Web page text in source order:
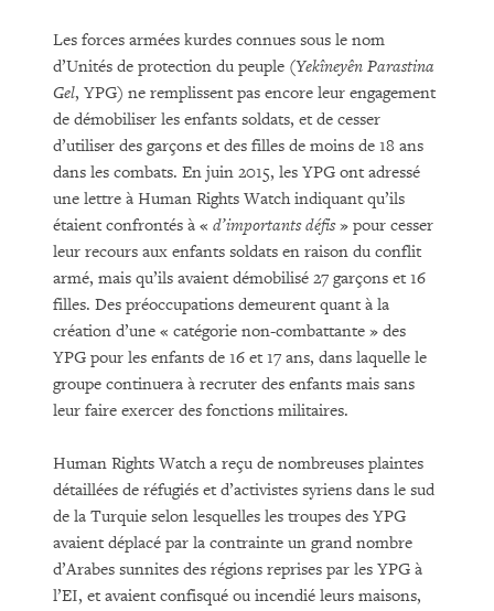
Les forces armées kurdes connues sous le nom
d’Unités de protection du peuple (Yekîneyên Parastina
Gel, YPG) ne remplissent pas encore leur engagement
de démobiliser les enfants soldats, et de cesser
d’utiliser des garçons et des filles de moins de 18 ans
dans les combats. En juin 2015, les YPG ont adressé
une lettre à Human Rights Watch indiquant qu’ils
étaient confrontés à « d’importants défis» pour cesser
leur recours aux enfants soldats en raison du conflit
armé, mais qu’ils avaient démobilisé 27 garçons et 16
filles. Des préoccupations demeurent quant à la
création d’une « catégorie non-combattante » des
YPG pour les enfants de 16 et 17 ans, dans laquelle le
groupe continuera à recruter des enfants mais sans
leur faire exercer des fonctions militaires.
Human Rights Watch a reçu de nombreuses plaintes
détaillées de réfugiés et d’activistes syriens dans le sud
de la Turquie selon lesquelles les troupes des YPG
avaient déplacé par la contrainte un grand nombre
d’Arabes sunnites des régions reprises par les YPG à
l’EI, et avaient confisqué ou incendié leurs maisons,